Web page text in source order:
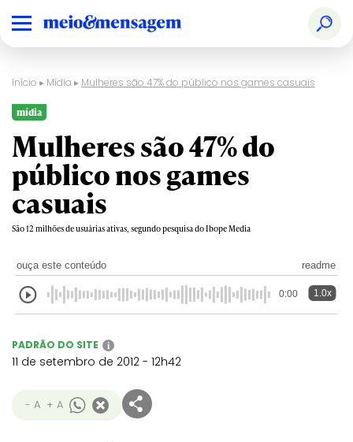
Início ▸ Mídia ▸ Mulheres são 47% do público nos games casuais
mídia
Mulheres são 47% do
público nos games
casuais
São 12 milhões de usuárias ativas, segundo pesquisa do Ibope Media
ouça este conteúdo readme
0:00 1.0x
PADRÃO DO SITE i
11 de setembro de 2012 - 12h42
- A + A